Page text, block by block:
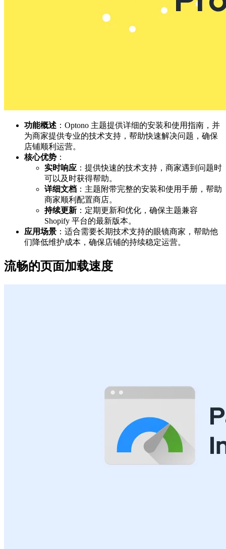
功能概述 ：Optono 主题提供详细的安装和使用指南，并
为商家提供专业的技术支持，帮助快速解决问题，确保
店铺顺利运营。
核心优势 ：
实时响应 ：提供快速的技术支持，商家遇到问题时
可以及时获得帮助。
详细文档 ：主题附带完整的安装和使用手册，帮助
商家顺利配置商店。
持续更新 ：定期更新和优化，确保主题兼容
Shopify 平台的最新版本。
应用场景 ：适合需要长期技术支持的眼镜商家，帮助他
们降低维护成本，确保店铺的持续稳定运营。
流畅的页面加载速度